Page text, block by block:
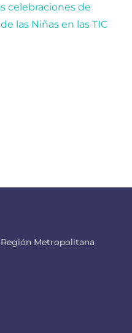
celebraciones de
las Niñas en las TIC
Región Metropolitana